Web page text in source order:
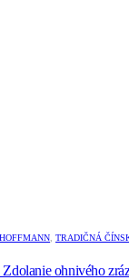
, TRADIČNÁ
Zdolanie ohnivého